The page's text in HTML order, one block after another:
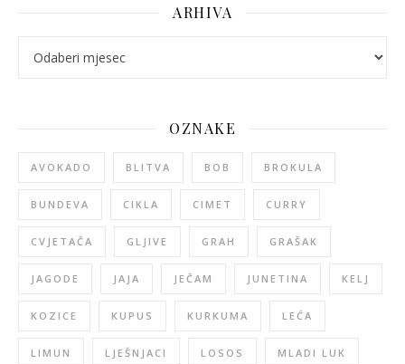
ARHIVA
OZNAKE
AVOKADO BLITVA BOB BROKULA
BUNDEVA CIKLA CIMET CURRY
CVJETAČA GLJIVE GRAH GRAŠAK
JAGODE JAJA JEČAM JUNETINA KELJ
KOZICE KUPUS KURKUMA LEĆA
LIMUN LJEŠNJACI LOSOS MLADI LUK